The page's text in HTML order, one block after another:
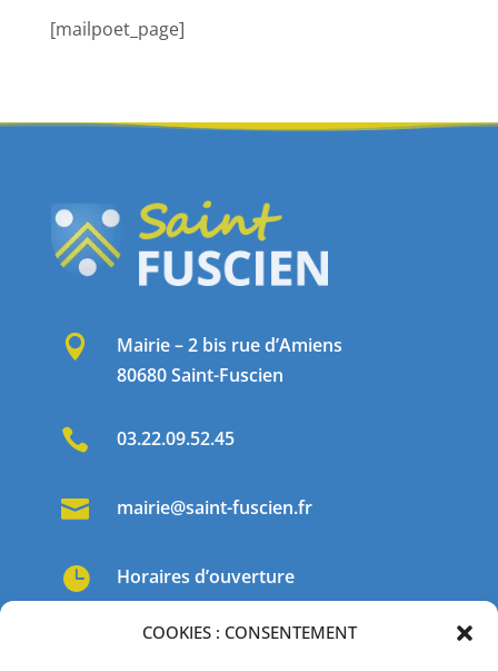
COOKIES : CONSENTEMENT
[mailpoet_page]

Mairie – 2 bis rue d’Amiens
80680 Saint-Fuscien
 03.22.09.52.45
 mairie@saint-fuscien.fr
 Horaires d’ouverture